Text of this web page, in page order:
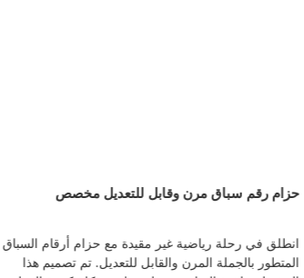
حزام رقم سباق مرن وقابل للتعديل مخصص
انطلق في رحلة رياضية غير مقيدة مع حزام أرقام السباق
المتطور بالجملة المرن والقابل للتعديل. تم تصميم هذا